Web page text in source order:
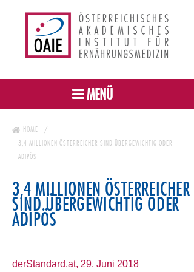
MENÜ
HOME
3,4 MILLIONEN ÖSTERREICHER SIND ÜBERGEWICHTIG ODER
ADIPÖS
3,4 MILLIONEN ÖSTERREICHER
SIND ÜBERGEWICHTIG ODER
ADIPÖS
derStandard.at, 29. Juni 2018